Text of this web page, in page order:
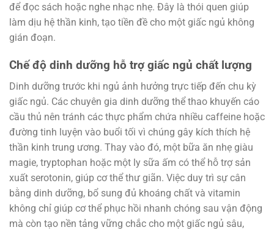
để đọc sách hoặc nghe nhạc nhẹ. Đây là thói quen giúp
làm dịu hệ thần kinh, tạo tiền đề cho một giấc ngủ không
gián đoạn.
Chế độ dinh dưỡng hỗ trợ giấc ngủ chất lượng
Dinh dưỡng trước khi ngủ ảnh hưởng trực tiếp đến chu kỳ
giấc ngủ. Các chuyên gia dinh dưỡng thể thao khuyến cáo
cầu thủ nên tránh các thực phẩm chứa nhiều caffeine hoặc
đường tinh luyện vào buổi tối vì chúng gây kích thích hệ
thần kinh trung ương. Thay vào đó, một bữa ăn nhẹ giàu
magie, tryptophan hoặc một ly sữa ấm có thể hỗ trợ sản
xuất serotonin, giúp cơ thể thư giãn. Việc duy trì sự cân
bằng dinh dưỡng, bổ sung đủ khoáng chất và vitamin
không chỉ giúp cơ thể phục hồi nhanh chóng sau vận động
mà còn tạo nền tảng vững chắc cho một giấc ngủ sâu,